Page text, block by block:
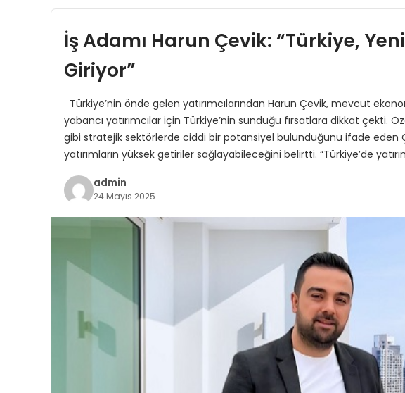
İş Adamı Harun Çevik: “Türkiye,
Giriyor”
Türkiye’nin önde gelen yatırımcılarından Harun Çevik, mevcut
yabancı yatırımcılar için Türkiye’nin sunduğu fırsatlara dikkat çekti.
gibi stratejik sektörlerde ciddi bir potansiyel bulunduğunu ifade eden
yatırımların yüksek getiriler sağlayabileceğini belirtti. “Türkiye’de
admin
24 Mayıs 2025